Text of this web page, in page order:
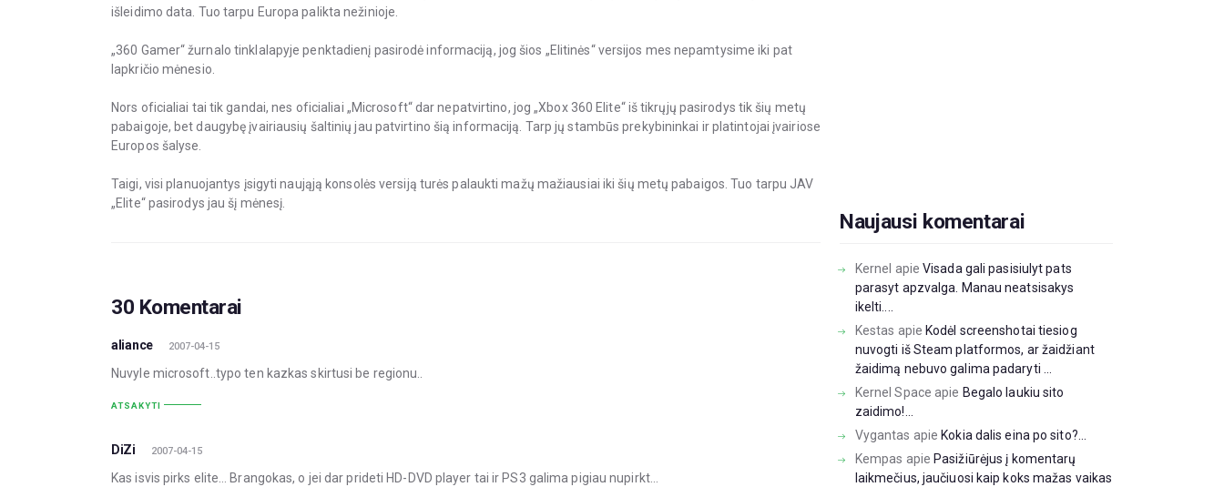
išleidimo data. Tuo tarpu Europa palikta nežinioje.
„360 Gamer“ žurnalo tinklalapyje penktadienį pasirodė informaciją, jog šios „Elitinės“ versijos mes nepamtysime iki pat
lapkričio mėnesio.
Nors oficialiai tai tik gandai, nes oficialiai „Microsoft“ dar nepatvirtino, jog „Xbox 360 Elite“ iš tikrųjų pasirodys tik šių metų
pabaigoje, bet daugybę įvairiausių šaltinių jau patvirtino šią informaciją. Tarp jų stambūs prekybininkai ir platintojai įvairiose
Europos šalyse.
Taigi, visi planuojantys įsigyti naująją konsolės versiją turės palaukti mažų mažiausiai iki šių metų pabaigos. Tuo tarpu JAV
„Elite“ pasirodys jau šį mėnesį.
30 Komentarai
aliance 2007-04-15
Nuvyle microsoft..typo ten kazkas skirtusi be regionu..
ATSAKYTI
DiZi 2007-04-15
Kas isvis pirks elite… Brangokas, o jei dar prideti HD-DVD player tai ir PS3 galima pigiau nupirkt…
Naujausi komentarai
Kernel apieVisada gali pasisiulyt pats
parasyt apzvalga. Manau neatsisakys
ikelti....
Kestas apie Kodėl screenshotai tiesiog
nuvogti iš Steam platformos, ar žaidžiant
žaidimą nebuvo galima padaryti ...
Kernel Space apie Begalo laukiu sito
zaidimo!...
Vygantas apie Kokia dalis eina po sito?...
Kempas apie Pasižiūrėjus į komentarų
laikmečius, jaučiuosi kaip koks mažas vaikas